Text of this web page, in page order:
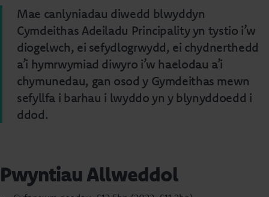
Mae canlyniadau diwedd blwyddyn
Cymdeithas Adeiladu Principality yn tystio i’w
diogelwch, ei sefydlogrwydd, ei chydnerthedd
a’i hymrwymiad diwyro i’w haelodau a’i
chymunedau, gan osod y Gymdeithas mewn
sefyllfa i barhau i lwyddo yn y blynyddoedd i
ddod.
Pwyntiau Allweddol